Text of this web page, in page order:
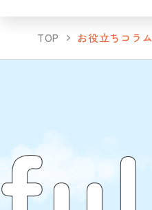
TOP お役立ちコラム